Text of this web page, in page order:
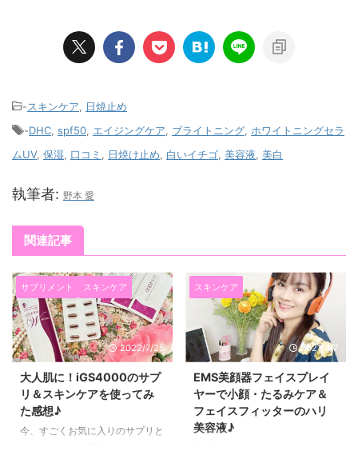
-スキンケア, 日焼止め
-DHC, spf50, エイジングケア, ブライトニング, ホワイトニングセラ
ムUV, 保湿, 口コミ , 日焼け止め, 白いイチゴ, 美容液, 美白
執筆者: 野本 愛
関連記事
サプリメント スキンケア
2022/7/25
大人肌に！iGS4000のサプ
リ＆スキンケアを使ってみ
た感想♪
今、すごくお気に入りのサプリと
スキンケア
2021/4/7
EMS美顔器フェイスプレイ
ヤーで小顔・たるみケア＆
フェイスフィッターのハリ
美容液♪